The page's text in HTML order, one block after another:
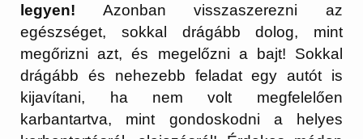
legyen! Azonban visszaszerezni az
egészséget, sokkal drágább dolog, mint
megőrizni azt, és megelőzni a bajt! Sokkal
drágább és nehezebb feladat egy autót is
kijavítani, ha nem volt megfelelően
karbantartva, mint gondoskodni a helyes